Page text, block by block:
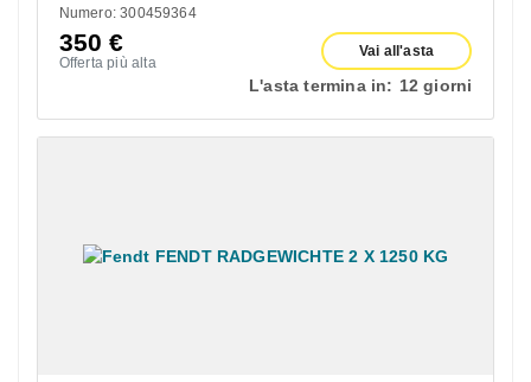
Numero: 300459364
350€
Offerta più alta
Vai all'asta
L'asta termina in: 12 giorni